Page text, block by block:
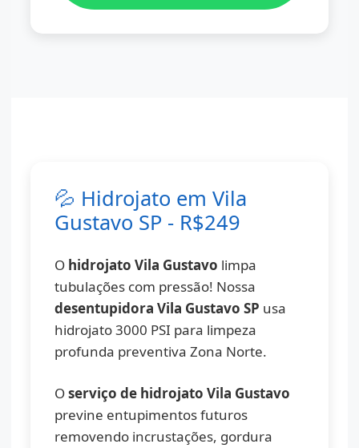
💦 Hidrojato em Vila
Gustavo SP - R$249
O hidrojato Vila Gustavo limpa
tubulações com pressão! Nossa
desentupidora Vila Gustavo SP usa
hidrojato 3000 PSI para limpeza
profunda preventiva Zona Norte.
Oserviço de hidrojato Vila Gustavo
previne entupimentos futuros
removendo incrustações, gordura